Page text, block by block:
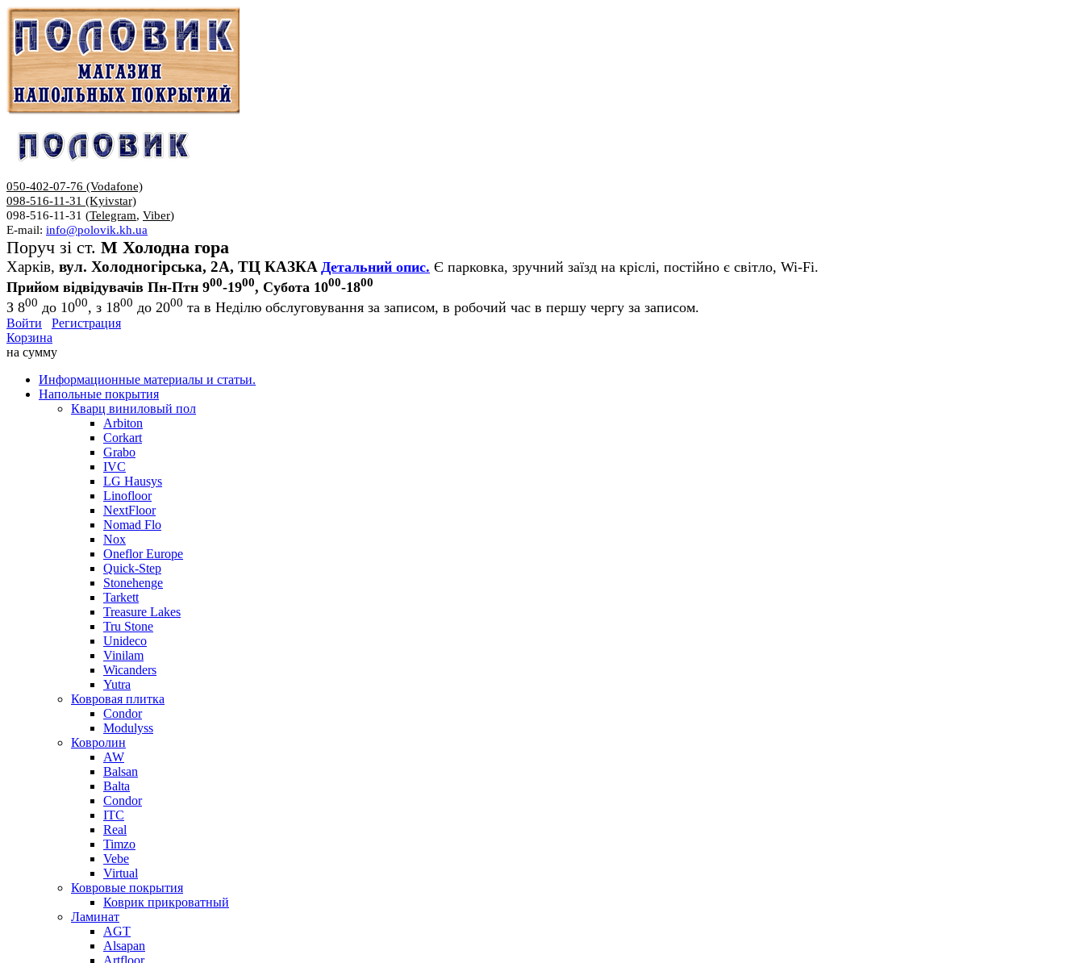
050-402-07-76 (Vodafone)
098-516-11-31 (Kyivstar)
098-516-11-31 (Telegram, Viber)
E-mail: info@polovik.kh.ua
Поруч зі ст. М Холодна гора
Харків, вул. Холодногірська, 2А, ТЦ КАЗКА Детальний опис. Є парковка, зручний заїзд на кріслі, постійно є світло, Wi-Fi.
Прийом відвідувачів Пн-Птн 900-1900, Субота 1000-1800
З 800 до 1000, з 1800 до 2000 та в Неділю обслуговування за записом, в робочий час в першу чергу за записом.
Войти
Регистрация
Корзина
на сумму
Информационные материалы и статьи.
Напольные покрытия
Кварц виниловый пол
Arbiton
Corkart
Grabo
IVC
LG Hausys
Linofloor
NextFloor
Nomad Flo
Nox
Oneflor Europe
Quick-Step
Stonehenge
Tarkett
Treasure Lakes
Tru Stone
Unideco
Vinilam
Wicanders
Yutra
Ковровая плитка
Condor
Modulyss
Ковролин
AW
Balsan
Balta
Condor
ITC
Real
Timzo
Vebe
Virtual
Ковровые покрытия
Коврик прикроватный
Ламинат
AGT
Alsapan
Artfloor